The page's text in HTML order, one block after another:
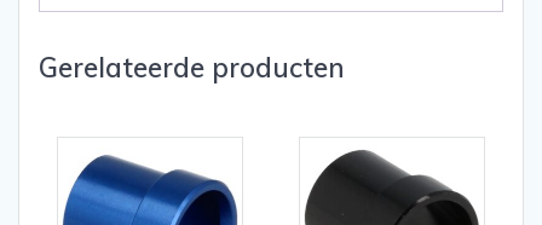
Gerelateerde producten